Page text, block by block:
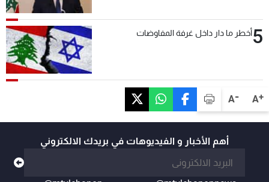
A+
A-
5أخطر ما دار داخل غرفة المفاوضات
أهم الأخبار و الفيديوهات في بريدك الالكتروني